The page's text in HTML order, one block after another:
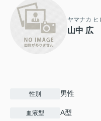
ヤマナカ ヒ
山中 広
性別 男性
血液型 A型